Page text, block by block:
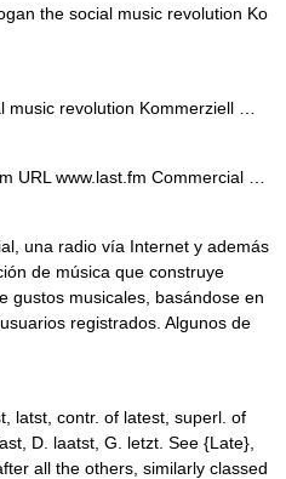
the social music revolution Ko
revolution Kommerziell …
URL www.last.fm Commercial …
una radio vía Internet y además
de música que construye
gustos musicales, basándose en
registrados. Algunos de
latst, contr. of latest, superl. of
D. laatst, G. letzt. See {Late},
all the others, similarly classed